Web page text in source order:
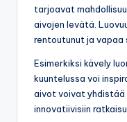
tarjoavat
aivojen levätä.
rentoutunut ja vapaa
Esimerkiksi kävely
kuuntelussa voi
aivot voivat yhdistää
innovatiivisiin